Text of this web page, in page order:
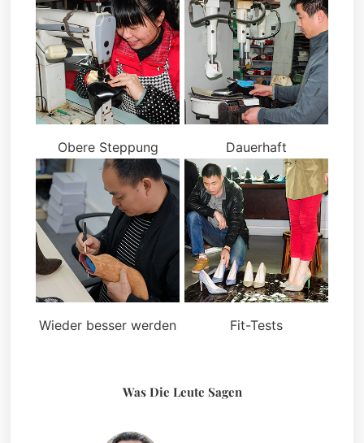
Obere Steppung Dauerhaft
Wieder besser werden Fit-Tests
Was Die Leute Sagen